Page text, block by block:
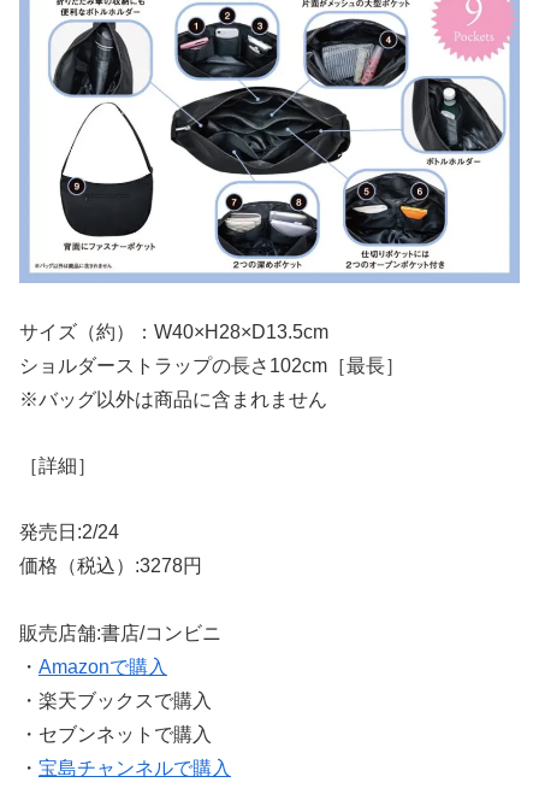
サイズ（約）：W40×H28×D13.5cm
ショルダーストラップの長さ102cm［最長］
※バッグ以外は商品に含まれません
［詳細］
発売日:2/24
価格（税込）:3278円
販売店舗:書店/コンビニ
・ Amazonで購入
・楽天ブックスで購入
・セブンネットで購入
・ 宝島チャンネルで購入